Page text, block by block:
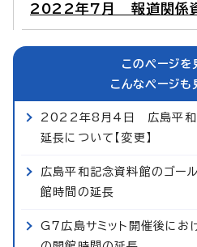
2022年7月 報道関係
このページを
こんなページも
2022年8月4日 広島平和
延長について【変更】
広島平和記念資料館のゴー
館時間の延長
G7広島サミット開催後にお